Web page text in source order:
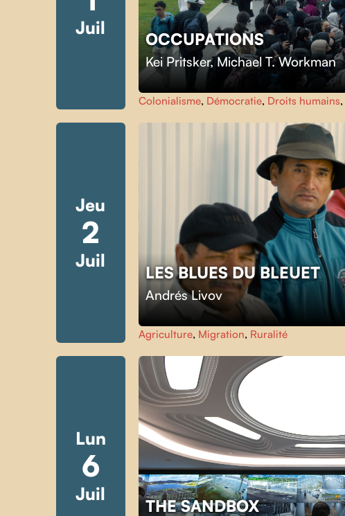
Juil
OCCUPATIONS
Kei Pritsker,Michael T. Workman
Colonialisme, Démocratie, Droits humains,
Jeu
2
Juil
LES BLUES DU BLEUET
Andrés Livov
Agriculture, Migration, Ruralité
Lun
6
Juil
THE SANDBOX